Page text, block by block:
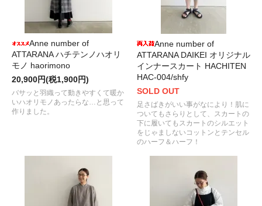
Anne number of
ATTARANA ハチテンノハオリ
モノ haorimono
20,900円(税1,900円)
バサッと羽織って動きやすくて暖か
いハオリモノあったらな…と思って
作りました。
Anne number of
ATTARANA DAIKEI オリジナル
インナースカート HACHITEN
HAC-004/shfy
SOLD OUT
足さばきがいい事がなにより！肌に
ついてもさらりとして、スカートの
下に履いてもスカートのシルエット
をじゃましないコットンとテンセル
のハーフ＆ハーフ！